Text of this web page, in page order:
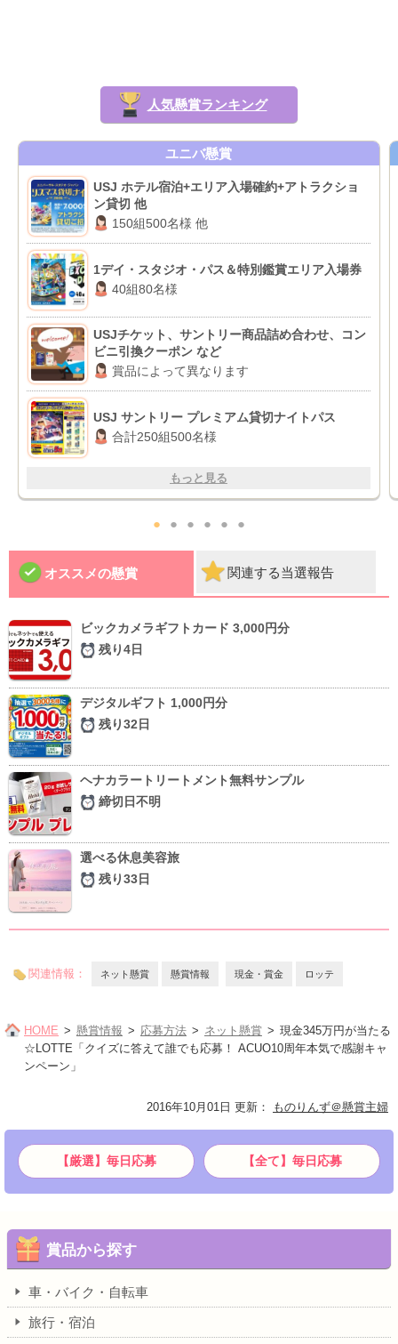
人気懸賞ランキング
ユニバ懸賞
USJ ホテル宿泊+エリア入場確約+アトラクショ
ン貸切 他
150組500名様 他
1デイ・スタジオ・パス＆特別鑑賞エリア入場券
40組80名様
USJチケット、サントリー商品詰め合わせ、コン
ビニ引換クーポン など
賞品によって異なります
USJ サントリー プレミアム貸切ナイトパス
合計250組500名様
もっと見る
● ● ● ● ● ●
オススメの懸賞 関連する当選報告
ビックカメラギフトカード 3,000円分
残り4日
デジタルギフト 1,000円分
残り32日
ヘナカラートリートメント無料サンプル
締切日不明
選べる休息美容旅
残り33日
関連情報： ネット懸賞 懸賞情報 現金・賞金 ロッテ
HOME 懸賞情報 応募方法 ネット懸賞
現金345万円が当たる
☆LOTTE「クイズに答えて誰でも応募！ ACUO10周年本気で感謝キャ
ンペーン」
2016年10月01日 更新 ： ものりんず＠懸賞主婦
【厳選】毎日応募 【全て】毎日応募
賞品から探す
車・バイク・自転車
旅行・宿泊